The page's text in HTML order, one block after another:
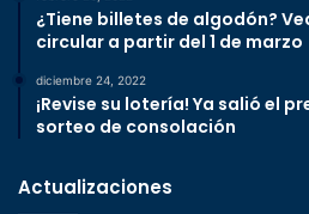
¿Tiene billetes de algodón?
circular a partir del 1 de marzo
diciembre 24, 2022
¡Revise su lotería! Ya salió el
sorteo de consolación
Actualizaciones